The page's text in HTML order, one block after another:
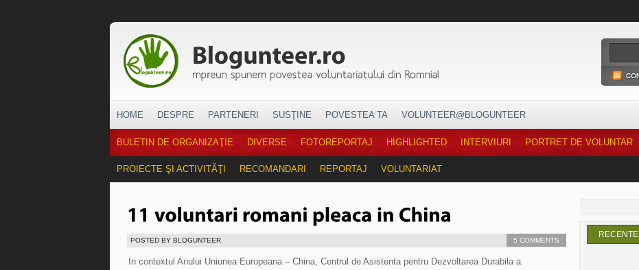
HOME DESPRE PARTENERI SUSŢINE POVESTEA TA VOLUNTEER@BLOGUNTEER
BULETIN DE ORGANIZAŢIE DIVERSE FOTOREPORTAJ HIGHLIGHTED INTERVIURI PORTRET DE VOLUNTAR
PROIECTE ŞI ACTIVITĂŢI RECOMANDARI REPORTAJ VOLUNTARIAT
POSTED BY BLOGUNTEER 5 COMMENTS
In contextul Anului Uniunea Europeana – China, Centrul de Asistenta pentru Dezvoltarea Durabila a
RECENTE